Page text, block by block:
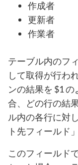
作成者
更新者
作業者
テーブル内のフ
して取得が行わ
ンの結果を $1
合、どの行の結
ル内の各行に対
ト先フィールド
このフィールド